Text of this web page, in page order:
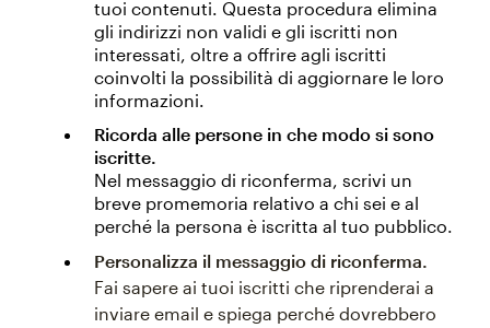
tuoi contenuti. Questa procedura elimina
gli indirizzi non validi e gli iscritti non
interessati, oltre a offrire agli iscritti
coinvolti la possibilità di aggiornare le loro
informazioni.
Ricorda alle persone in che modo si sono
iscritte.
Nel messaggio di riconferma, scrivi un
breve promemoria relativo a chi sei e al
perché la persona è iscritta al tuo pubblico.
Personalizza il messaggio di riconferma.
Fai sapere ai tuoi iscritti che riprenderai a
inviare email e spiega perché dovrebbero